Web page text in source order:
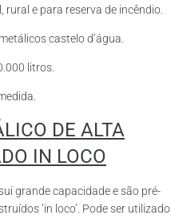
e para reserva de incêndio.
castelo d’água.
litros.
DE ALTA
IN LOCO
grande capacidade e são pré-
‘in loco’. Pode ser utilizado